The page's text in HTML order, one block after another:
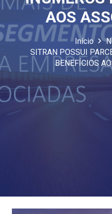
AOS
Início
SITRAN POSSUI
BENEFÍCIOS